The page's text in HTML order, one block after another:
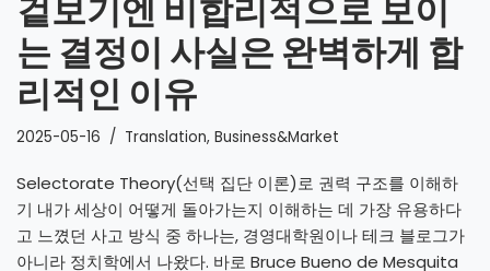
겉보기엔 비합리적으로 보이
는 결정이 사실은 완벽하게 합
리적인 이유
2025-05-16 Translation, Business&Market
Selectorate Theory(선택 집단 이론)로 권력 구조를 이해하
기 내가 세상이 어떻게 돌아가는지 이해하는 데 가장 유용하다
고 느꼈던 사고 방식 중 하나는, 경영대학원이나 테크 블로그가
아니라 정치학에서 나왔다. 바로 Bruce Bueno de Mesquita